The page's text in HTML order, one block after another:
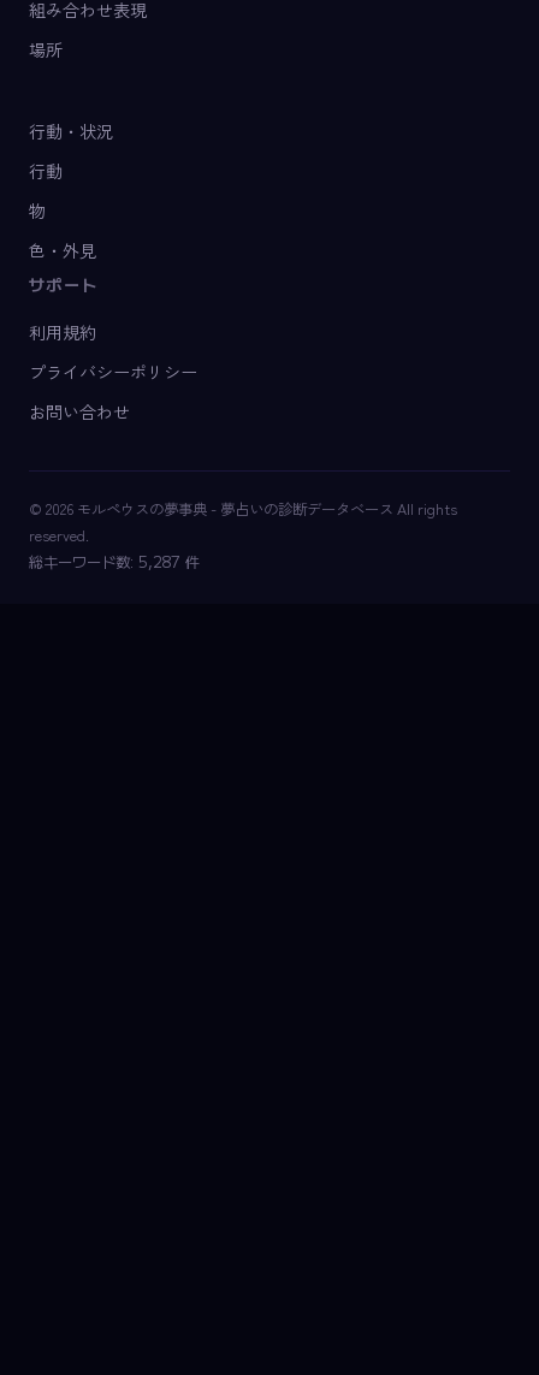
組み合わせ表現
場所
行動・状況
行動
物
色・外見
サポート
利用規約
プライバシーポリシー
お問い合わせ
© 2026 モルペウスの夢事典 - 夢占いの診断データベース All rights
reserved.
総キーワード数: 5,287 件